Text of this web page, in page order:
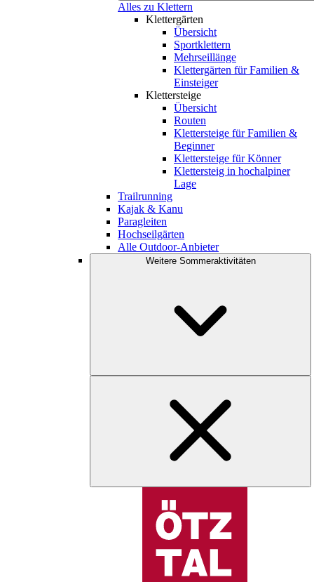
Alles zu Klettern
Klettergärten
Übersicht
Sportklettern
Mehrseillänge
Klettergärten für Familien &
Einsteiger
Klettersteige
Übersicht
Routen
Klettersteige für Familien &
Beginner
Klettersteige für Könner
Klettersteig in hochalpiner
Lage
Trailrunning
Kajak & Kanu
Paragleiten
Hochseilgärten
Alle Outdoor-Anbieter
Weitere Sommeraktivitäten